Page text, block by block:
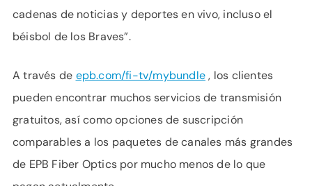
cadenas de noticias y deportes en vivo, incluso el
béisbol de los Braves”.
A través de epb.com/fi-tv/mybundle, los clientes
pueden encontrar muchos servicios de transmisión
gratuitos, así como opciones de suscripción
comparables a los paquetes de canales más grandes
de EPB Fiber Optics por mucho menos de lo que